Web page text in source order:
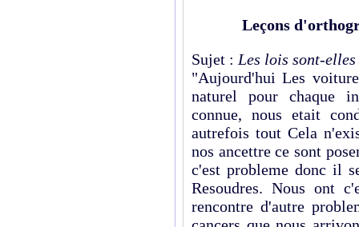
Leçons
Sujet : Les lois sont-
"Aujourd'hui Les
naturel pour chaque
connue, nous etait
autrefois tout Cela
nos ancettre ce sont
c'est probleme donc il
Resoudres. Nous ont
rencontre d'autre